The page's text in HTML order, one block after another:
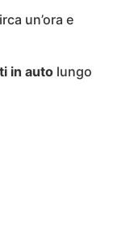
un’ora e
in auto lungo